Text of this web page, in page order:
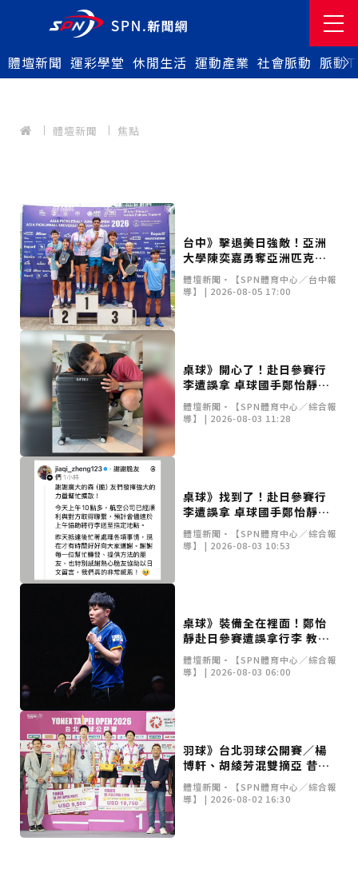
體壇新聞 運彩學堂 休閒生活 運動產業 社會脈動 脈動
體壇新聞 焦點
台中》擊退美日強敵！亞洲
大學陳奕嘉勇奪亞洲匹克球
賽雙牌 10月挺進美國世界賽
體壇新聞•【SPN體育中心／台中報
導】 | 2026-08-05 17:00
桌球》開心了！赴日參賽行
李遭誤拿 卓球國手鄭怡靜裝
備尋回開懷合照
體壇新聞•【SPN體育中心／綜合報
導】 | 2026-08-03 11:28
桌球》找到了！赴日參賽行
李遭誤拿 卓球國手鄭怡靜比
賽裝備已順利尋回
體壇新聞•【SPN體育中心／綜合報
導】 | 2026-08-03 10:53
桌球》裝備全在裡面！鄭怡
靜赴日參賽遭誤拿行李 教練
急發文協尋
體壇新聞•【SPN體育中心／綜合報
導】 | 2026-08-03 06:00
羽球》台北羽球公開賽／楊
博軒、胡綾芳混雙摘亞 昔日
戰友李洋親自頒獎
體壇新聞•【SPN體育中心／綜合報
導】 | 2026-08-02 16:30